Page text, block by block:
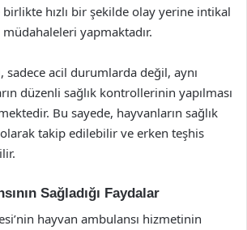
hızlı bir şekilde olay yerine intikal
yapmaktadır.
sadece acil durumlarda değil, aynı
düzenli sağlık kontrollerinin yapılması
Bu sayede, hayvanların sağlık
takip edilebilir ve erken teşhis
Sağladığı Faydalar
hayvan ambulansı hizmetinin